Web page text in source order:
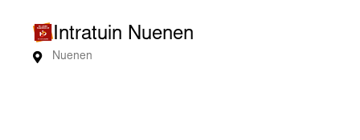
Intratuin Nuenen
Nuenen